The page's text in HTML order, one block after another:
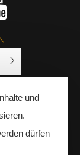
und
dürfen